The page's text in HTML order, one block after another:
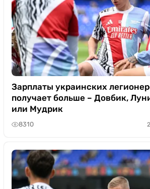
Зарплаты украинских
получает больше – Довбик,
или Мудрик
8310